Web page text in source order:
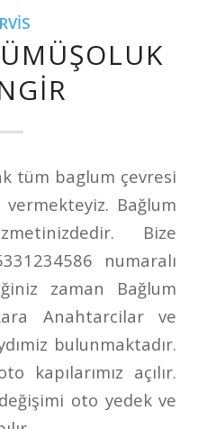
tüm baglum çevresi
Bağlum
Bize
numaralı
zaman Bağlum
Anahtarcilar ve
bulunmaktadır.
kapılarımız açılır.
oto yedek ve